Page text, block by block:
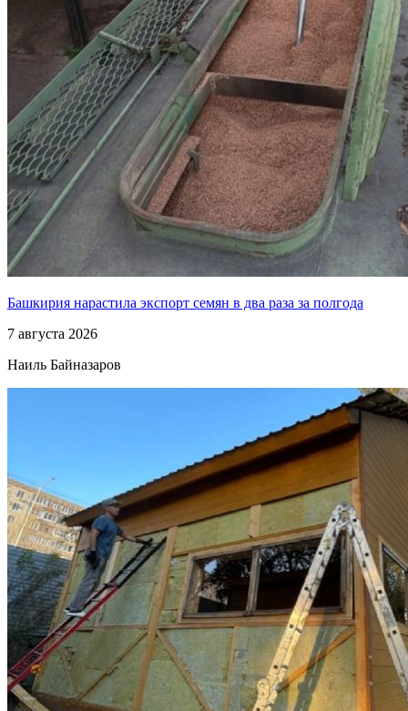
Башкирия нарастила экспорт семян в два раза за полгода
7 августа 2026
Наиль Байназаров